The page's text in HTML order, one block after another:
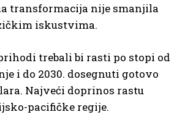
transformacija nije smanjila
iskustvima.
trebali bi rasti po stopi od
i do 2030. dosegnuti gotovo
Najveći doprinos rastu
pacifičke regije.